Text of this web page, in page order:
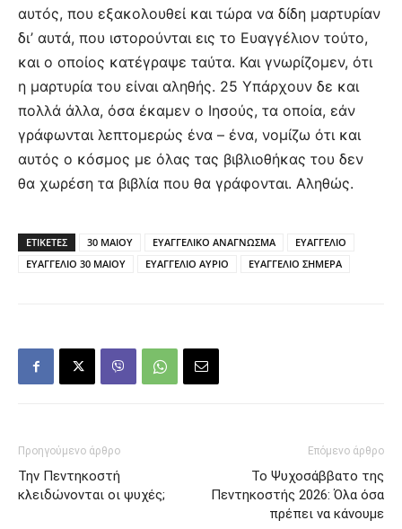
αυτός, που εξακολουθεί και τώρα να δίδη μαρτυρίαν
δι’ αυτά, που ιστορούνται εις το Ευαγγέλιον τούτο,
και ο οποίος κατέγραψε ταύτα. Και γνωρίζομεν, ότι
η μαρτυρία του είναι αληθής. 25 Υπάρχουν δε και
πολλά άλλα, όσα έκαμεν ο Ιησούς, τα οποία, εάν
γράφωνται λεπτομερώς ένα – ένα, νομίζω ότι και
αυτός ο κόσμος με όλας τας βιβλιοθήκας του δεν
θα χωρέση τα βιβλία που θα γράφονται. Αληθώς.
ΕΤΙΚΕΤΕΣ 30 ΜΑΙΟΥ ΕΥΑΓΓΕΛΙΚΟ ΑΝΑΓΝΩΣΜΑ
ΕΥΑΓΓΕΛΙΟ
ΕΥΑΓΓΕΛΙΟ 30 ΜΑΙΟΥ
ΕΥΑΓΓΕΛΙΟ ΑΥΡΙΟ ΕΥΑΓΓΕΛΙΟ ΣΗΜΕΡΑ
Προηγούμενο άρθρο
Την Πεντηκοστή
κλειδώνονται οι ψυχές;
Επόμενο άρθρο
Το Ψυχοσάββατο της
Πεντηκοστής 2026: Όλα όσα
πρέπει να κάνουμε